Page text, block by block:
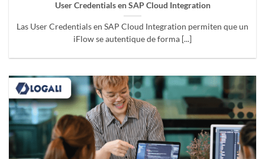
User Credentials en SAP Cloud Integration
Las User Credentials en SAP Cloud Integration permiten que un
iFlow se autentique de forma [...]